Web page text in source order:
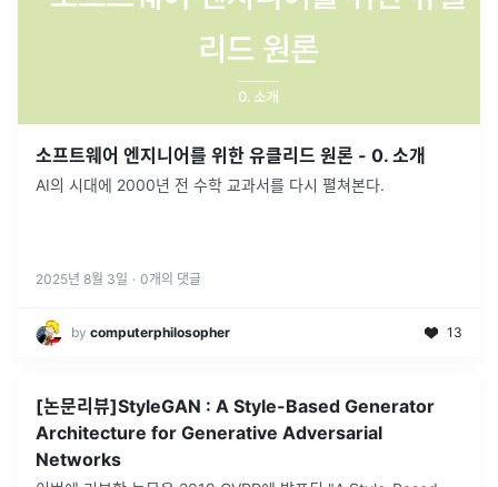
소프트웨어 엔지니어를 위한 유클리드 원론 - 0. 소개
AI의 시대에 2000년 전 수학 교과서를 다시 펼쳐본다.
2025년 8월 3일 · 0개의 댓글
by computerphilosopher 13
[논문리뷰]StyleGAN : A Style-Based Generator
Architecture for Generative Adversarial
Networks